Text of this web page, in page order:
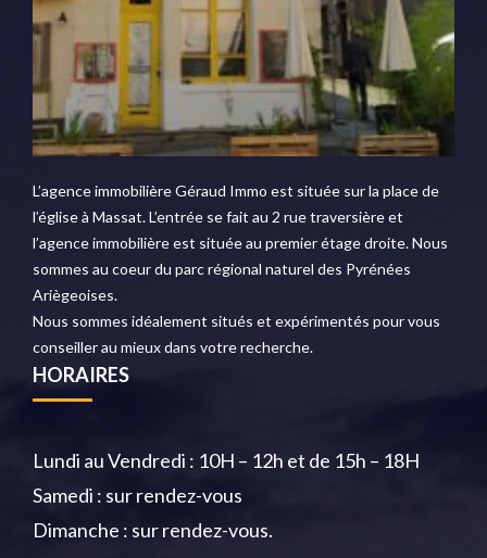
L’agence immobilière Géraud Immo est située sur la place de
l’église à Massat. L’entrée se fait au 2 rue traversière et
l’agence immobilière est située au premier étage droite. Nous
sommes au coeur du parc régional naturel des Pyrénées
Ariègeoises.
Nous sommes idéalement situés et expérimentés pour vous
conseiller au mieux dans votre recherche.
HORAIRES
Lundi au Vendredi : 10H – 12h et de 15h – 18H
Samedi : sur rendez-vous
Dimanche : sur rendez-vous.